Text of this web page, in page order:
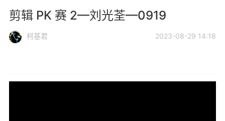
剪辑 PK 赛 2—刘光荃—0919
柯基君 2023-08-29 14:18